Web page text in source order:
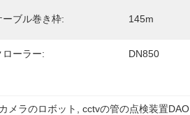
ーブル巻き枠: 145m
ローラー: DN850
メラのロボット , cctvの管の点検装置DAO